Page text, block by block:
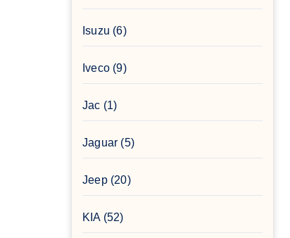
Isuzu (6)
Iveco (9)
Jac (1)
Jaguar (5)
Jeep(20)
KIA(52)